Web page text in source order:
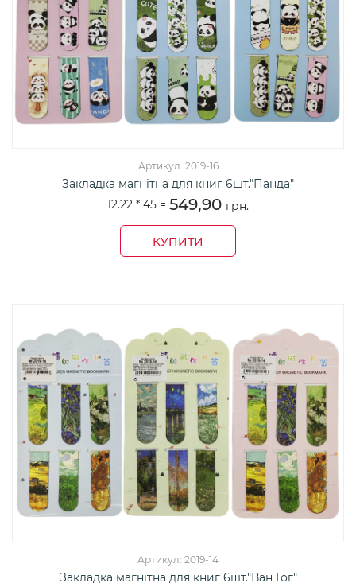
Артикул: 2019-16
Закладка магнітна для книг 6шт."Панда"
12.22 * 45 = 549,90 грн.
КУПИТИ
Артикул: 2019-14
Закладка магнітна для книг 6шт."Ван Гог"